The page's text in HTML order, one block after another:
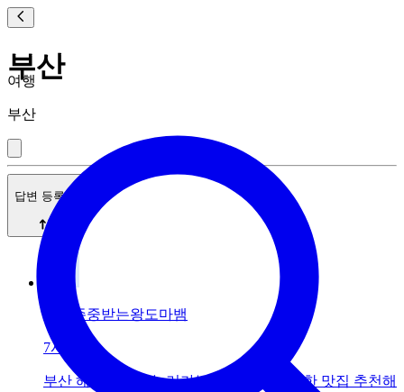
부산
여행
부산
답변 등록순
한참존중받는왕도마뱀
7시간 전
부산 해양박물관 놀러가는데 아이랑 갈만한 맛집 추천해